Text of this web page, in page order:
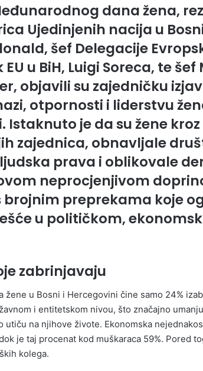
dana žena,
Ujedinjenih nacija u
šef Delegacije
u BiH, Luigi Soreca, te šef
objavili su zajedničku
otpornosti i liderstvu
Istaknuto je da su žene
zajednica, obnavljale
prava i oblikovale
neprocjenjivom
brojnim preprekama koje
u političkom,
zabrinjavaju
žene u Bosni i Hercegovini čine samo 24%
i entitetskom nivou, što značajno
utiču na njihove živote. Ekonomska
je taj procenat kod muškaraca 59%. Pored
kolega.